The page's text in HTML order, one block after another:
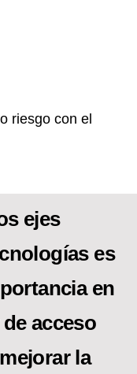
riesgo con el
ejes
es
en
acceso
la